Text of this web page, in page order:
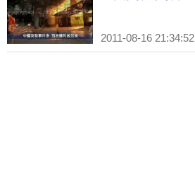
2011-08-16 21:34:52